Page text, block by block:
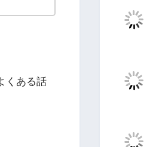
くある話